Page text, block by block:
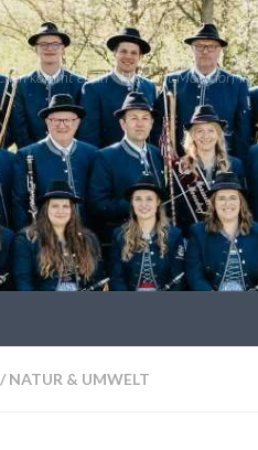
kommt es an * Hier lebt Moosdorf
/ NATUR & UMWELT